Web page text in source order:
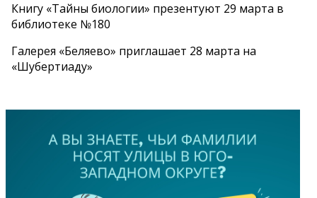
Книгу «Тайны биологии» презентуют 29 марта в
библиотеке №180
Галерея «Беляево» приглашает 28 марта на
«Шубертиаду»